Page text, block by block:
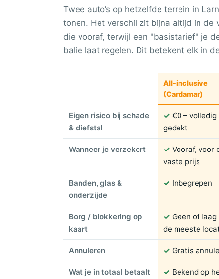
Twee auto’s op hetzelfde terrein in
tonen. Het verschil zit bijna altijd in de
die vooraf, terwijl een "basistarief" je
balie laat regelen. Dit betekent elk in
All-inclusive
(Cardamar)
Eigen risico bij schade
& diefstal
✓ €0 – volledig
gedekt
Wanneer je verzekert ✓ Vooraf, voor
vaste prijs
Banden, glas &
onderzijde
✓ Inbegrepen
Borg / blokkering op
kaart
✓ Geen of laag
de meeste
Annuleren ✓ Gratis
Wat je in totaal betaalt ✓ Bekend op